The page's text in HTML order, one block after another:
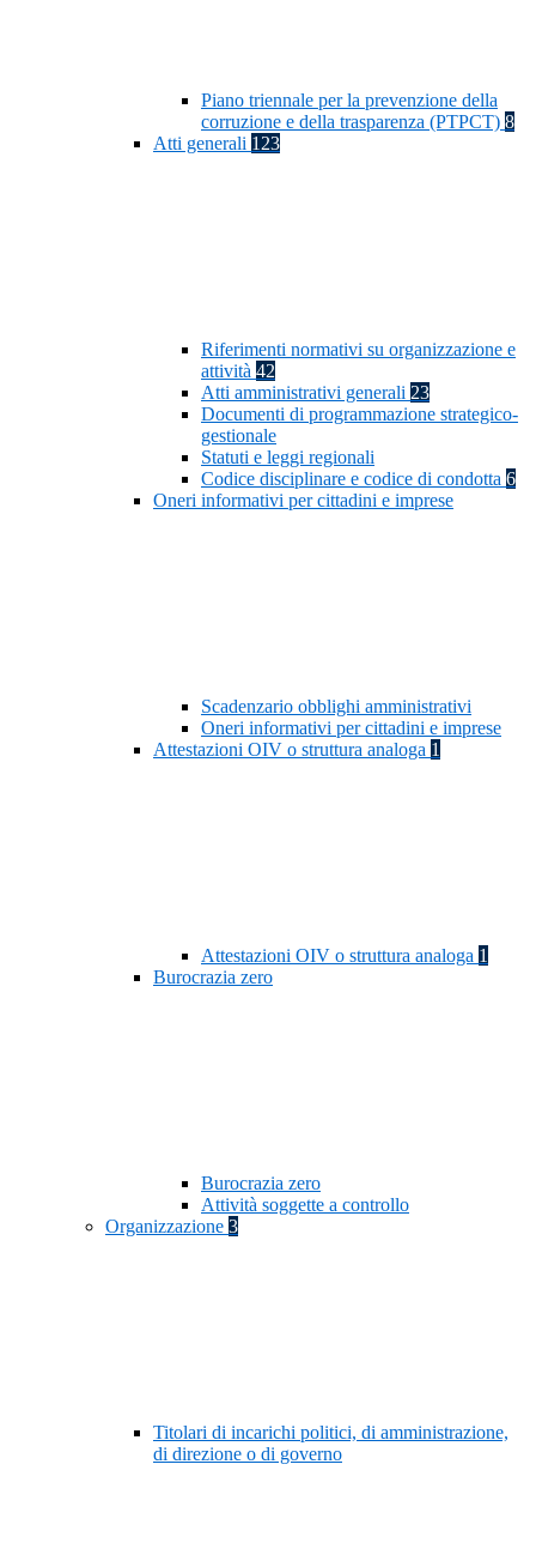
Piano triennale per la prevenzione della
corruzione e della trasparenza (PTPCT) 8
Atti generali 123
Riferimenti normativi su organizzazione e
attività 42
Atti amministrativi generali 23
Documenti di programmazione strategico-
gestionale
Statuti e leggi regionali
Codice disciplinare e codice di condotta 6
Oneri informativi per cittadini e imprese
Scadenzario obblighi amministrativi
Oneri informativi per cittadini e imprese
Attestazioni OIV o struttura analoga 1
Attestazioni OIV o struttura analoga 1
Burocrazia zero
Burocrazia zero
Attività soggette a controllo
Organizzazione 3
Titolari di incarichi politici, di amministrazione,
di direzione o di governo